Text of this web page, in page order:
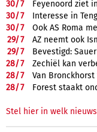
30/7
Feyenoord ziet
30/7
Interesse in
30/7
Ook AS Roma
29/7
AZ neemt ook
29/7
Bevestigd:
28/7
Zechiël kan
28/7
Van
28/7 Forest staakt
Stel hier in welk